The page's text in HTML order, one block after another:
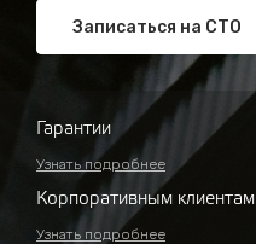
Записаться на СТО
Гарантии
Узнать подробнее
Корпоративным клиентам
Узнать подробнее